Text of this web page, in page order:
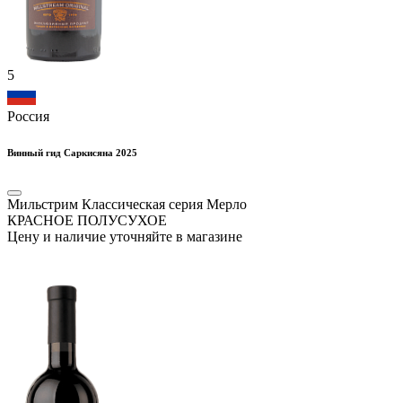
5
Россия
Винный гид Саркисяна 2025
Мильстрим Классическая серия Мерло
КРАСНОЕ ПОЛУСУХОЕ
Цену и наличие уточняйте в магазине